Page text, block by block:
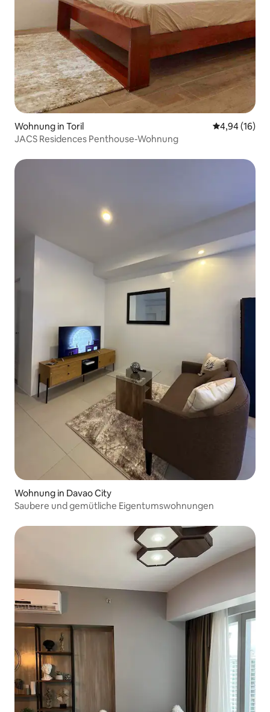
Wohnung in Toril
4,94 (16)
JACS Residences Penthouse-Wohnung
Wohnung in Davao City
Saubere und gemütliche Eigentumswohnungen